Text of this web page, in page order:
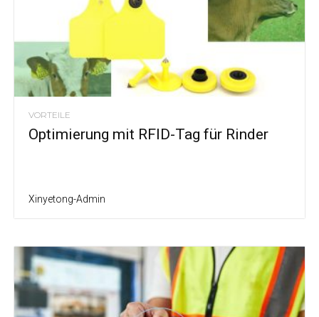
VORTEILE
Optimierung mit RFID-Tag für Rinder
Xinyetong-Admin